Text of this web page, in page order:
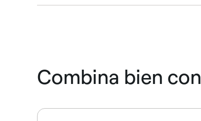
Combina bien con